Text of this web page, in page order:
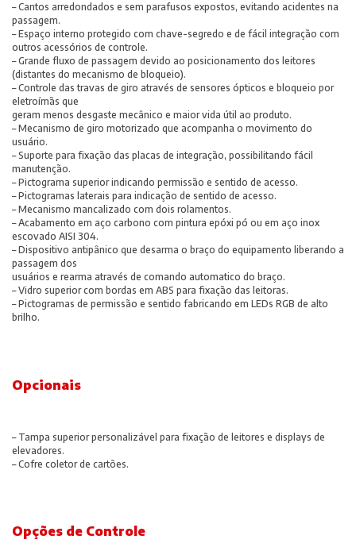
– Cantos arredondados e sem parafusos expostos, evitando acidentes na
passagem.
– Espaço interno protegido com chave-segredo e de fácil integração com
outros acessórios de controle.
– Grande fluxo de passagem devido ao posicionamento dos leitores
(distantes do mecanismo de bloqueio).
– Controle das travas de giro através de sensores ópticos e bloqueio por
eletroímãs que
geram menos desgaste mecânico e maior vida útil ao produto.
– Mecanismo de giro motorizado que acompanha o movimento do
usuário.
– Suporte para fixação das placas de integração, possibilitando fácil
manutenção.
– Pictograma superior indicando permissão e sentido de acesso.
– Pictogramas laterais para indicação de sentido de acesso.
– Mecanismo mancalizado com dois rolamentos.
– Acabamento em aço carbono com pintura epóxi pó ou em aço inox
escovado AISI 304.
– Dispositivo antipânico que desarma o braço do equipamento liberando a
passagem dos
usuários e rearma através de comando automatico do braço.
– Vidro superior com bordas em ABS para fixação das leitoras.
– Pictogramas de permissão e sentido fabricando em LEDs RGB de alto
brilho.
Opcionais
– Tampa superior personalizável para fixação de leitores e displays de
elevadores.
– Cofre coletor de cartões.
Opções de Controle